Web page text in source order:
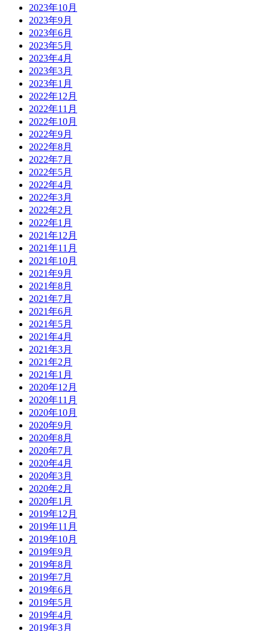
2023年10月
2023年9月
2023年6月
2023年5月
2023年4月
2023年3月
2023年1月
2022年12月
2022年11月
2022年10月
2022年9月
2022年8月
2022年7月
2022年5月
2022年4月
2022年3月
2022年2月
2022年1月
2021年12月
2021年11月
2021年10月
2021年9月
2021年8月
2021年7月
2021年6月
2021年5月
2021年4月
2021年3月
2021年2月
2021年1月
2020年12月
2020年11月
2020年10月
2020年9月
2020年8月
2020年7月
2020年4月
2020年3月
2020年2月
2020年1月
2019年12月
2019年11月
2019年10月
2019年9月
2019年8月
2019年7月
2019年6月
2019年5月
2019年4月
2019年3月